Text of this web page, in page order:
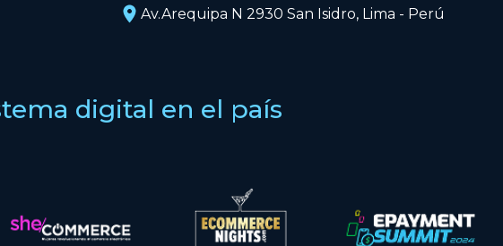
Av.Arequipa N 2930 San Isidro, Lima - Perú
digital en el país